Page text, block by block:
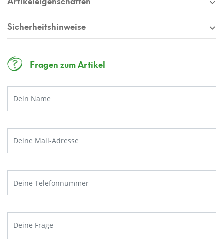
Sicherheitshinweise
Fragen zum Artikel